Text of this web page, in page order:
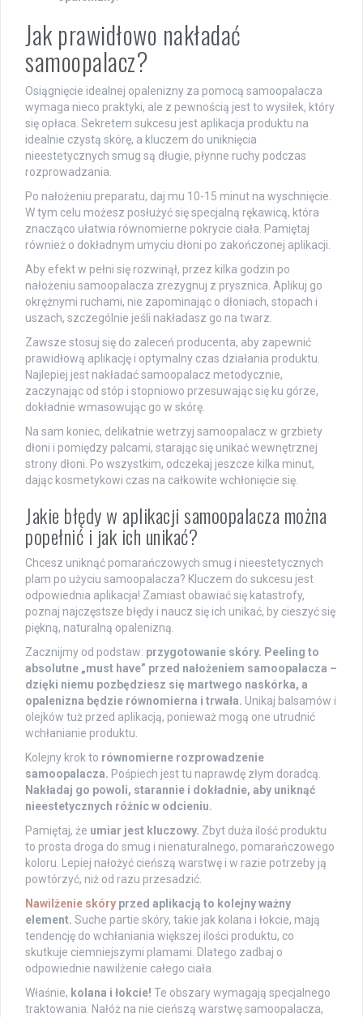
Jak prawidłowo nakładać
samoopalacz?
Osiągnięcie idealnej opalenizny za pomocą samoopalacza
wymaga nieco praktyki, ale z pewnością jest to wysiłek, który
się opłaca. Sekretem sukcesu jest aplikacja produktu na
idealnie czystą skórę, a kluczem do uniknięcia
nieestetycznych smug są długie, płynne ruchy podczas
rozprowadzania.
Po nałożeniu preparatu, daj mu 10-15 minut na wyschnięcie.
W tym celu możesz posłużyć się specjalną rękawicą, która
znacząco ułatwia równomierne pokrycie ciała. Pamiętaj
również o dokładnym umyciu dłoni po zakończonej aplikacji.
Aby efekt w pełni się rozwinął, przez kilka godzin po
nałożeniu samoopalacza zrezygnuj z prysznica. Aplikuj go
okrężnymi ruchami, nie zapominając o dłoniach, stopach i
uszach, szczególnie jeśli nakładasz go na twarz.
Zawsze stosuj się do zaleceń producenta, aby zapewnić
prawidłową aplikację i optymalny czas działania produktu.
Najlepiej jest nakładać samoopalacz metodycznie,
zaczynając od stóp i stopniowo przesuwając się ku górze,
dokładnie wmasowując go w skórę.
Na sam koniec, delikatnie wetrzyj samoopalacz w grzbiety
dłoni i pomiędzy palcami, starając się unikać wewnętrznej
strony dłoni. Po wszystkim, odczekaj jeszcze kilka minut,
dając kosmetykowi czas na całkowite wchłonięcie się.
Jakie błędy w aplikacji samoopalacza można
popełnić i jak ich unikać?
Chcesz uniknąć pomarańczowych smug i nieestetycznych
plam po użyciu samoopalacza? Kluczem do sukcesu jest
odpowiednia aplikacja! Zamiast obawiać się katastrofy,
poznaj najczęstsze błędy i naucz się ich unikać, by cieszyć się
piękną, naturalną opalenizną.
Zacznijmy od podstaw: przygotowanie skóry. Peeling to
absolutne „must have” przed nałożeniem samoopalacza –
dzięki niemu pozbędziesz się martwego naskórka, a
opalenizna będzie równomierna i trwała. Unikaj balsamów i
olejków tuż przed aplikacją, ponieważ mogą one utrudnić
wchłanianie produktu.
Kolejny krok to równomierne rozprowadzenie
samoopalacza. Pośpiech jest tu naprawdę złym doradcą.
Nakładaj go powoli, starannie i dokładnie, aby uniknąć
nieestetycznych różnic w odcieniu.
Pamiętaj, że umiar jest kluczowy. Zbyt duża ilość produktu
to prosta droga do smug i nienaturalnego, pomarańczowego
koloru. Lepiej nałożyć cieńszą warstwę i w razie potrzeby ją
powtórzyć, niż od razu przesadzić.
Nawilżenie skóry przed aplikacją to kolejny ważny
element. Suche partie skóry, takie jak kolana i łokcie, mają
tendencję do wchłaniania większej ilości produktu, co
skutkuje ciemniejszymi plamami. Dlatego zadbaj o
odpowiednie nawilżenie całego ciała.
Właśnie, kolana i łokcie! Te obszary wymagają specjalnego
traktowania. Nałóż na nie cieńszą warstwę samoopalacza,